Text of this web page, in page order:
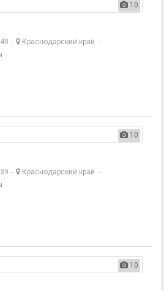
10
- Краснодарский край -
10
- Краснодарский край -
10